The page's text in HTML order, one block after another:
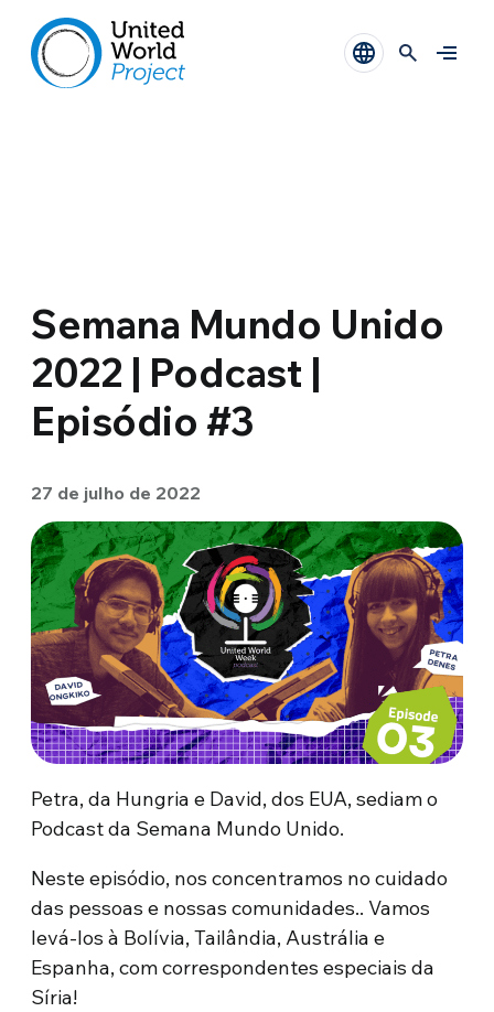
Semana Mundo Unido
2022 | Podcast |
Episódio #3
27 de julho de 2022
Petra, da Hungria e David, dos EUA, sediam o
Podcast da Semana Mundo Unido.
Neste episódio, nos concentramos no cuidado
das pessoas e nossas comunidades.. Vamos
levá-los à Bolívia, Tailândia, Austrália e
Espanha, com correspondentes especiais da
Síria!